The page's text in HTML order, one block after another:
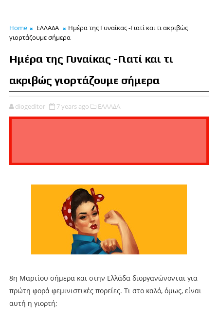
Home ΕΛΛΑΔΑ
Ημέρα της Γυναίκας -Γιατί και τι ακριβώς
γιορτάζουμε σήμερα
Ημέρα της Γυναίκας -Γιατί και τι
ακριβώς γιορτάζουμε σήμερα
diogeditor 7 years ago ΕΛΛΑΔΑ,
8η Μαρτίου σήμερα και στην Ελλάδα διοργανώνονται για
πρώτη φορά φεμινιστικές πορείες. Τι στο καλό, όμως, είναι
αυτή η γιορτή;